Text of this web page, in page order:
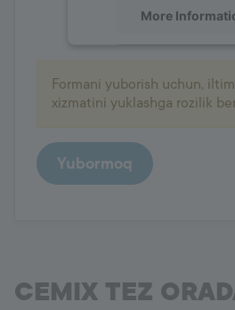
More
powered by
Management
Formani yuborish uchun,
xizmatini yuklashga rozilik
Yubormoq
CEMIX TEZ